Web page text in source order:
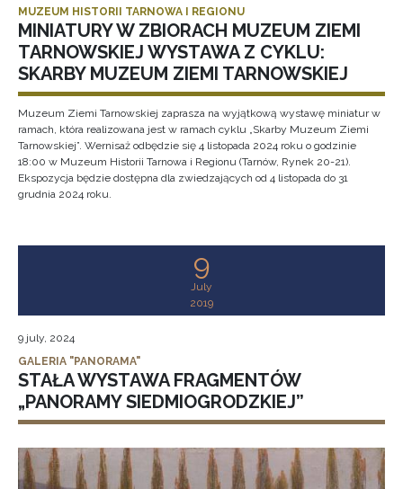
MUZEUM HISTORII TARNOWA I REGIONU
MINIATURY W ZBIORACH MUZEUM ZIEMI
TARNOWSKIEJ WYSTAWA Z CYKLU:
SKARBY MUZEUM ZIEMI TARNOWSKIEJ
Muzeum Ziemi Tarnowskiej zaprasza na wyjątkową wystawę miniatur w
ramach, która realizowana jest w ramach cyklu „Skarby Muzeum Ziemi
Tarnowskiej”. Wernisaż odbędzie się 4 listopada 2024 roku o godzinie
18:00 w Muzeum Historii Tarnowa i Regionu (Tarnów, Rynek 20-21).
Ekspozycja będzie dostępna dla zwiedzających od 4 listopada do 31
grudnia 2024 roku.
9
July
2019
9 july, 2024
GALERIA "PANORAMA"
STAŁA WYSTAWA FRAGMENTÓW
„PANORAMY SIEDMIOGRODZKIEJ”